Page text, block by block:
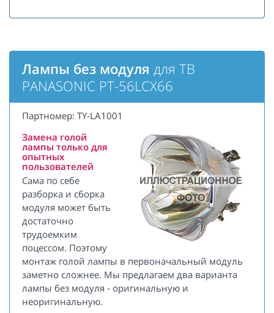
Лампы без модуля для ТВ
PANASONIC PT-56LCX66
Партномер: TY-LA1001
Замена голой
лампы только для
опытных
пользователей
Сама по себе
разборка и сборка
модуля может быть
достаточно
трудоемким
поцессом. Поэтому
монтаж голой лампы в первоначальный модуль
заметно сложнее. Мы предлагаем два варианта
лампы без модуля - оригинальную и
неоригинальную.